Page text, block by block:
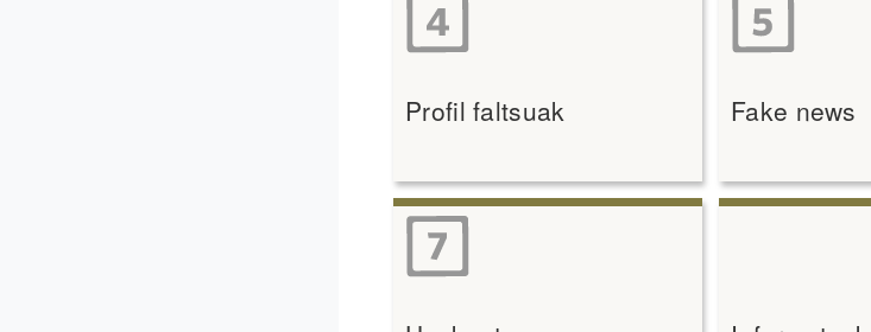
Profil faltsuak Fake news